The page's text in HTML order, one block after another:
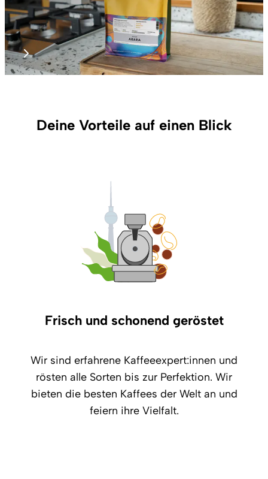
Deine Vorteile auf einen Blick
Frisch und schonend geröstet
Wir sind erfahrene Kaffeeexpert:innen und
rösten alle Sorten bis zur Perfektion. Wir
bieten die besten Kaffees der Welt an und
feiern ihre Vielfalt.